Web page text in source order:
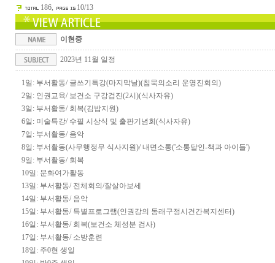
186, 10/13
이현중
2023년 11월 일정
1일: 부서활동/ 글쓰기특강(마지막날)(침묵의소리 운영진회의)
2일: 인권교육/ 보건소 구강검진(2시)(식사자유)
3일: 부서활동/ 회복(김밥지원)
6일: 미술특강/ 수필 시상식 및 출판기념회(식사자유)
7일: 부서활동/ 음악
8일: 부서활동(사무행정무 식사지원)/ 내면소통('소통달인-책과 아이들')
9일: 부서활동/ 회복
10일: 문화여가활동
13일: 부서활동/ 전체회의/잘살아보세
14일: 부서활동/ 음악
15일: 부서활동/ 특별프로그램(인권강의 동래구정시건간복지센터)
16일: 부서활동/ 회복(보건소 체성분 검사)
17일: 부서활동/ 소방훈련
18일: 주0현 생일